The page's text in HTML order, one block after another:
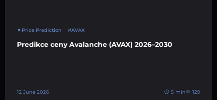
Price Prediction #AVAX
Predikce ceny Avalanche (AVAX) 2026–2030
12 June 2026 5 min 129